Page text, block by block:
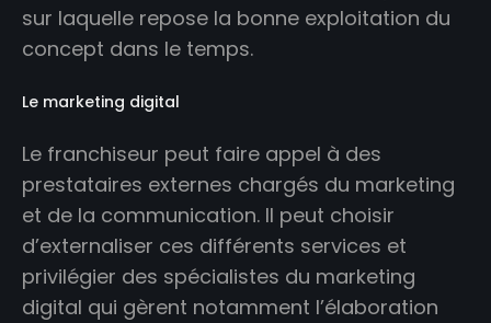
sur laquelle repose la bonne exploitation du
concept dans le temps.
Le marketing digital
Le franchiseur peut faire appel à des
prestataires externes chargés du marketing
et de la communication. Il peut choisir
d’externaliser ces différents services et
privilégier des spécialistes du marketing
digital qui gèrent notamment l’élaboration